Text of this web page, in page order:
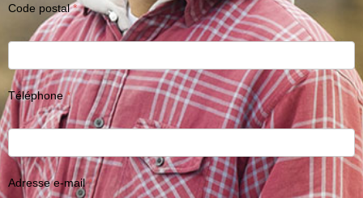
Code postal
Téléphone
Adresse e-mail